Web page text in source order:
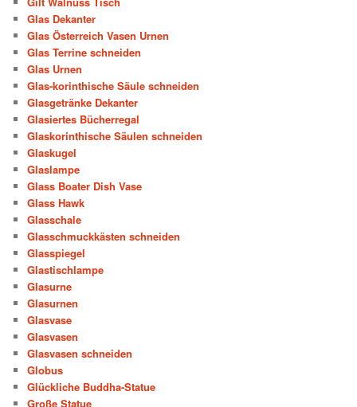
Glas Dekanter
Glas Österreich Vasen Urnen
Glas Terrine schneiden
Glas Urnen
Glas-korinthische Säule schneiden
Glasgetränke Dekanter
Glasiertes Bücherregal
Glaskorinthische Säulen schneiden
Glaskugel
Glaslampe
Glass Boater Dish Vase
Glass Hawk
Glasschale
Glasschmuckkästen schneiden
Glasspiegel
Glastischlampe
Glasurne
Glasurnen
Glasvase
Glasvasen
Glasvasen schneiden
Globus
Glückliche Buddha-Statue
Große Statue